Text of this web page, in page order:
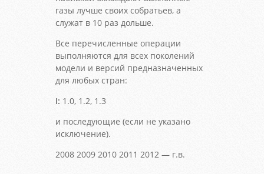
газы лучше своих собратьев, а
служат в 10 раз дольше.
Все перечисленные операции
выполняются для всех поколений
модели и версий предназначенных
для любых стран:
I: 1.0, 1.2, 1.3
и последующие (если не указано
исключение).
2008 2009 2010 2011 2012 — г.в.